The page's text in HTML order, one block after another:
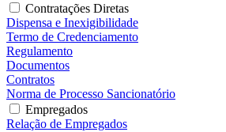
Contratações Diretas
Dispensa e Inexigibilidade
Termo de Credenciamento
Regulamento
Documentos
Contratos
Norma de Processo Sancionatório
Empregados
Relação de Empregados